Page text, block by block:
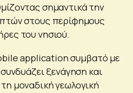
σημαντικά την
στους περίφημους
του νησιού.
application συμβατό με
ξενάγηση και
μοναδική γεωλογική